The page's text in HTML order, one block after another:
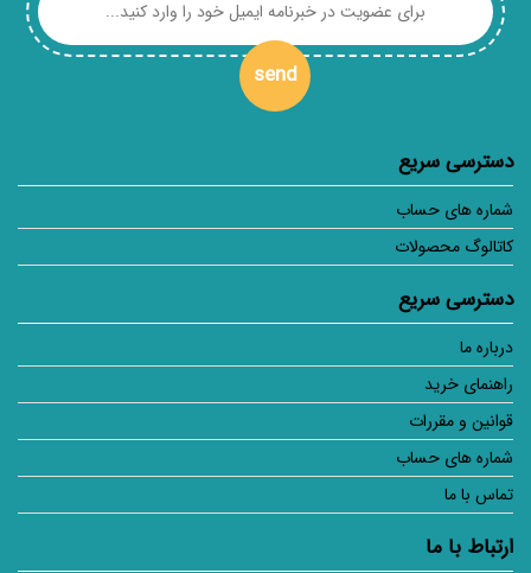
send
دسترسی سریع
شماره های حساب
کاتالوگ محصولات
دسترسی سریع
درباره ما
راهنمای خرید
قوانین و مقررات
شماره های حساب
تماس با ما
ارتباط با ما